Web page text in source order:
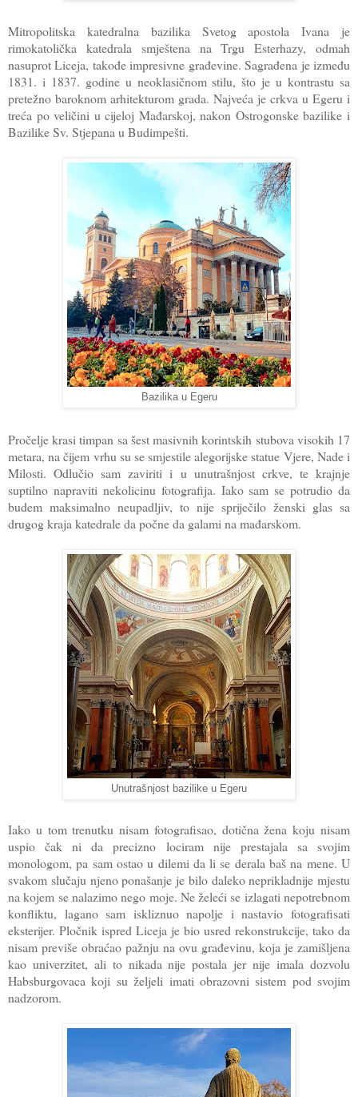
Mitropolitska katedralna bazilika Svetog apostola Ivana je
rimokatolička katedrala smještena na Trgu Esterhazy, odmah
nasuprot Liceja, takođe impresivne građevine. Sagrađena je između
1831. i 1837. godine u neoklasičnom stilu, što je u kontrastu sa
pretežno baroknom arhitekturom grada. Najveća je crkva u Egeru i
treća po veličini u cijeloj Mađarskoj, nakon Ostrogonske bazilike i
Bazilike Sv. Stjepana u Budimpešti.
Bazilika u Egeru
Pročelje krasi timpan sa šest masivnih korintskih stubova visokih 17
metara, na čijem vrhu su se smjestile alegorijske statue Vjere, Nade i
Milosti. Odlučio sam zaviriti i u unutrašnjost crkve, te krajnje
suptilno napraviti nekolicinu fotografija. Iako sam se potrudio da
budem maksimalno neupadljiv, to nije spriječilo ženski glas sa
drugog kraja katedrale da počne da galami na mađarskom.
Unutrašnjost bazilike u Egeru
Iako u tom trenutku nisam fotografisao, dotična žena koju nisam
uspio čak ni da precizno lociram nije prestajala sa svojim
monologom, pa sam ostao u dilemi da li se derala baš na mene. U
svakom slučaju njeno ponašanje je bilo daleko neprikladnije mjestu
na kojem se nalazimo nego moje. Ne želeći se izlagati nepotrebnom
konfliktu, lagano sam iskliznuo napolje i nastavio fotografisati
eksterijer. Pločnik ispred Liceja je bio usred rekonstrukcije, tako da
nisam previše obraćao pažnju na ovu građevinu, koja je zamišljena
kao univerzitet, ali to nikada nije postala jer nije imala dozvolu
Habsburgovaca koji su željeli imati obrazovni sistem pod svojim
nadzorom.